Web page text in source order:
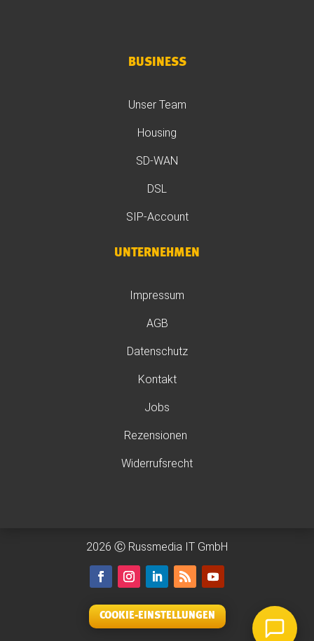
BUSINESS
Unser Team
Housing
SD-WAN
DSL
SIP-Account
UNTERNEHMEN
Impressum
AGB
Datenschutz
Kontakt
Jobs
Rezensionen
Widerrufsrecht
2026 Ⓒ Russmedia IT GmbH
COOKIE-EINSTELLUNGEN